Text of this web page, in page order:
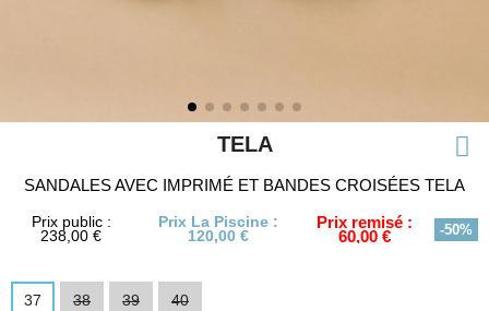
TELA
SANDALES AVEC IMPRIMÉ ET BANDES CROISÉES TELA
Prix public :
238,00 €
Prix La Piscine :
120,00 €
Prix remisé :
60,00 € -50%
37 38 39 40